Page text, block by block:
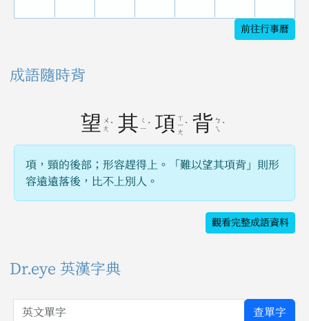
前往行事曆
成語隨時背
望
ㄨ
ㄤ ˋ 其 ㄑ
ㄧ ˊ 項 ㄒ
ㄧ
ㄤ
ˋ 背 ㄅ
ㄟ ˋ
項，頸的後部；形容趕得上。「難以望其項背」則形
容遠遠落後，比不上別人。
觀看完整成語資料
Dr.eye 英漢字典
英文單字 查單字